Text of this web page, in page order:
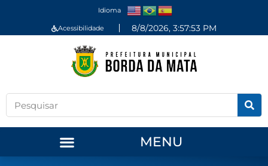
Idioma
Acessibilidade 8/8/2026, 3:57:53 PM
MENU